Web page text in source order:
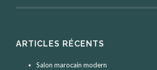
ARTICLES RÉCENTS
Salon marocain modern